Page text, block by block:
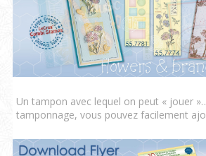
Un tampon avec lequel on peut « jouer
tamponnage, vous pouvez facilement